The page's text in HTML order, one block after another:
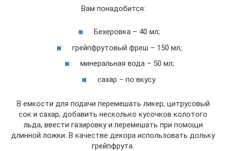
Вам понадобится:
Бехеровка – 40 мл;
грейпфрутовый фреш – 150 мл;
минеральная вода – 50 мл;
сахар – по вкусу.
В емкости для подачи перемешать ликер, цитрусовый
сок и сахар, добавить несколько кусочков колотого
льда, ввести газировку и перемешать при помощи
длинной ложки. В качестве декора использовать дольку
грейпфрута.